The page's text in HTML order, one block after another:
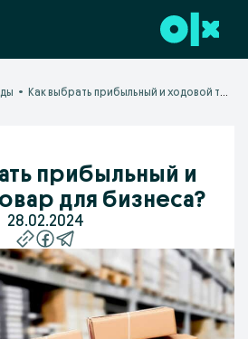
Как выбрать прибыльный и ходовой товар для бизнеса?
прибыльный и
для бизнеса?
28.02.2024